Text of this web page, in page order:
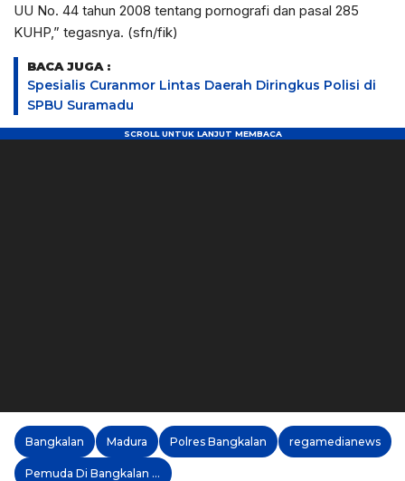
UU No. 44 tahun 2008 tentang pornografi dan pasal 285
KUHP,” tegasnya. (sfn/fik)
BACA JUGA :
Spesialis Curanmor Lintas Daerah Diringkus Polisi di
SPBU Suramadu
Bangkalan Madura Polres Bangkalan regamedianews
Pemuda Di Bangkalan Perkosa Pacarnya Dengan Divideo Lalu Diviralkan